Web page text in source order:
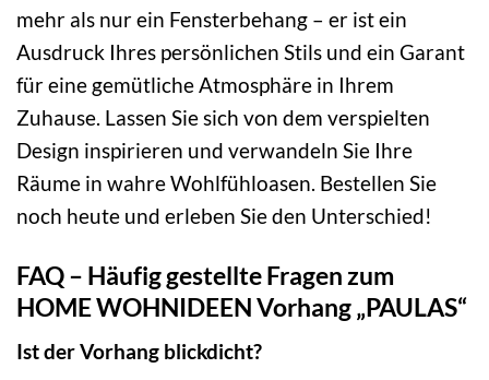
mehr als nur ein Fensterbehang – er ist ein
Ausdruck Ihres persönlichen Stils und ein Garant
für eine gemütliche Atmosphäre in Ihrem
Zuhause. Lassen Sie sich von dem verspielten
Design inspirieren und verwandeln Sie Ihre
Räume in wahre Wohlfühloasen. Bestellen Sie
noch heute und erleben Sie den Unterschied!
FAQ – Häufig gestellte Fragen zum
HOME WOHNIDEEN Vorhang „PAULAS“
Ist der Vorhang blickdicht?